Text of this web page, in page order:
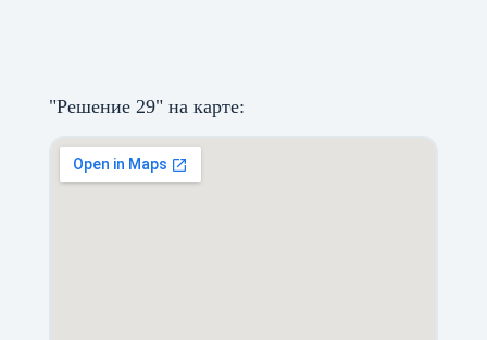
"Решение 29" на карте: